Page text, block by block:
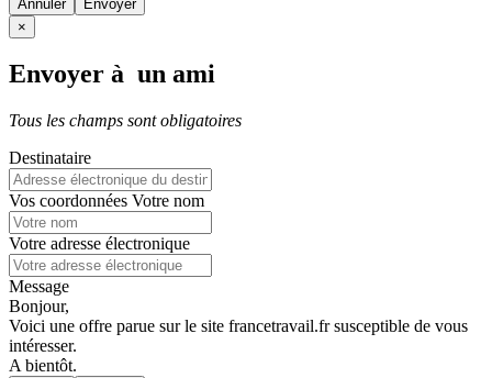
Annuler
×
Envoyer à un ami
Tous les champs sont obligatoires
Destinataire
Vos coordonnées Votre nom
Votre adresse électronique
Message
Bonjour,
Voici une offre parue sur le site francetravail.fr susceptible de vous
intéresser.
A bientôt.